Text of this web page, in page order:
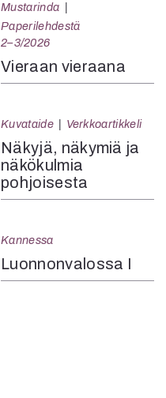
Mustarinda
Paperilehdestä
2–3/2026
Vieraan vieraana
Kuvataide Verkkoartikkeli
Näkyjä, näkymiä ja
näkökulmia
pohjoisesta
Kannessa
Luonnonvalossa I